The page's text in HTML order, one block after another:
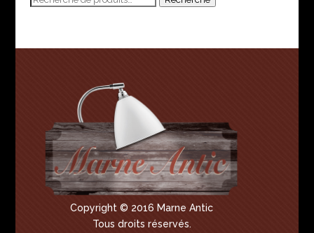
Copyright © 2016 Marne Antic
Tous droits réservés.